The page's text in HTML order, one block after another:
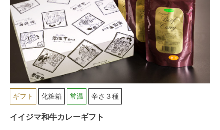
ギフト 化粧箱 常温 辛さ３種
イイジマ和牛カレーギフト